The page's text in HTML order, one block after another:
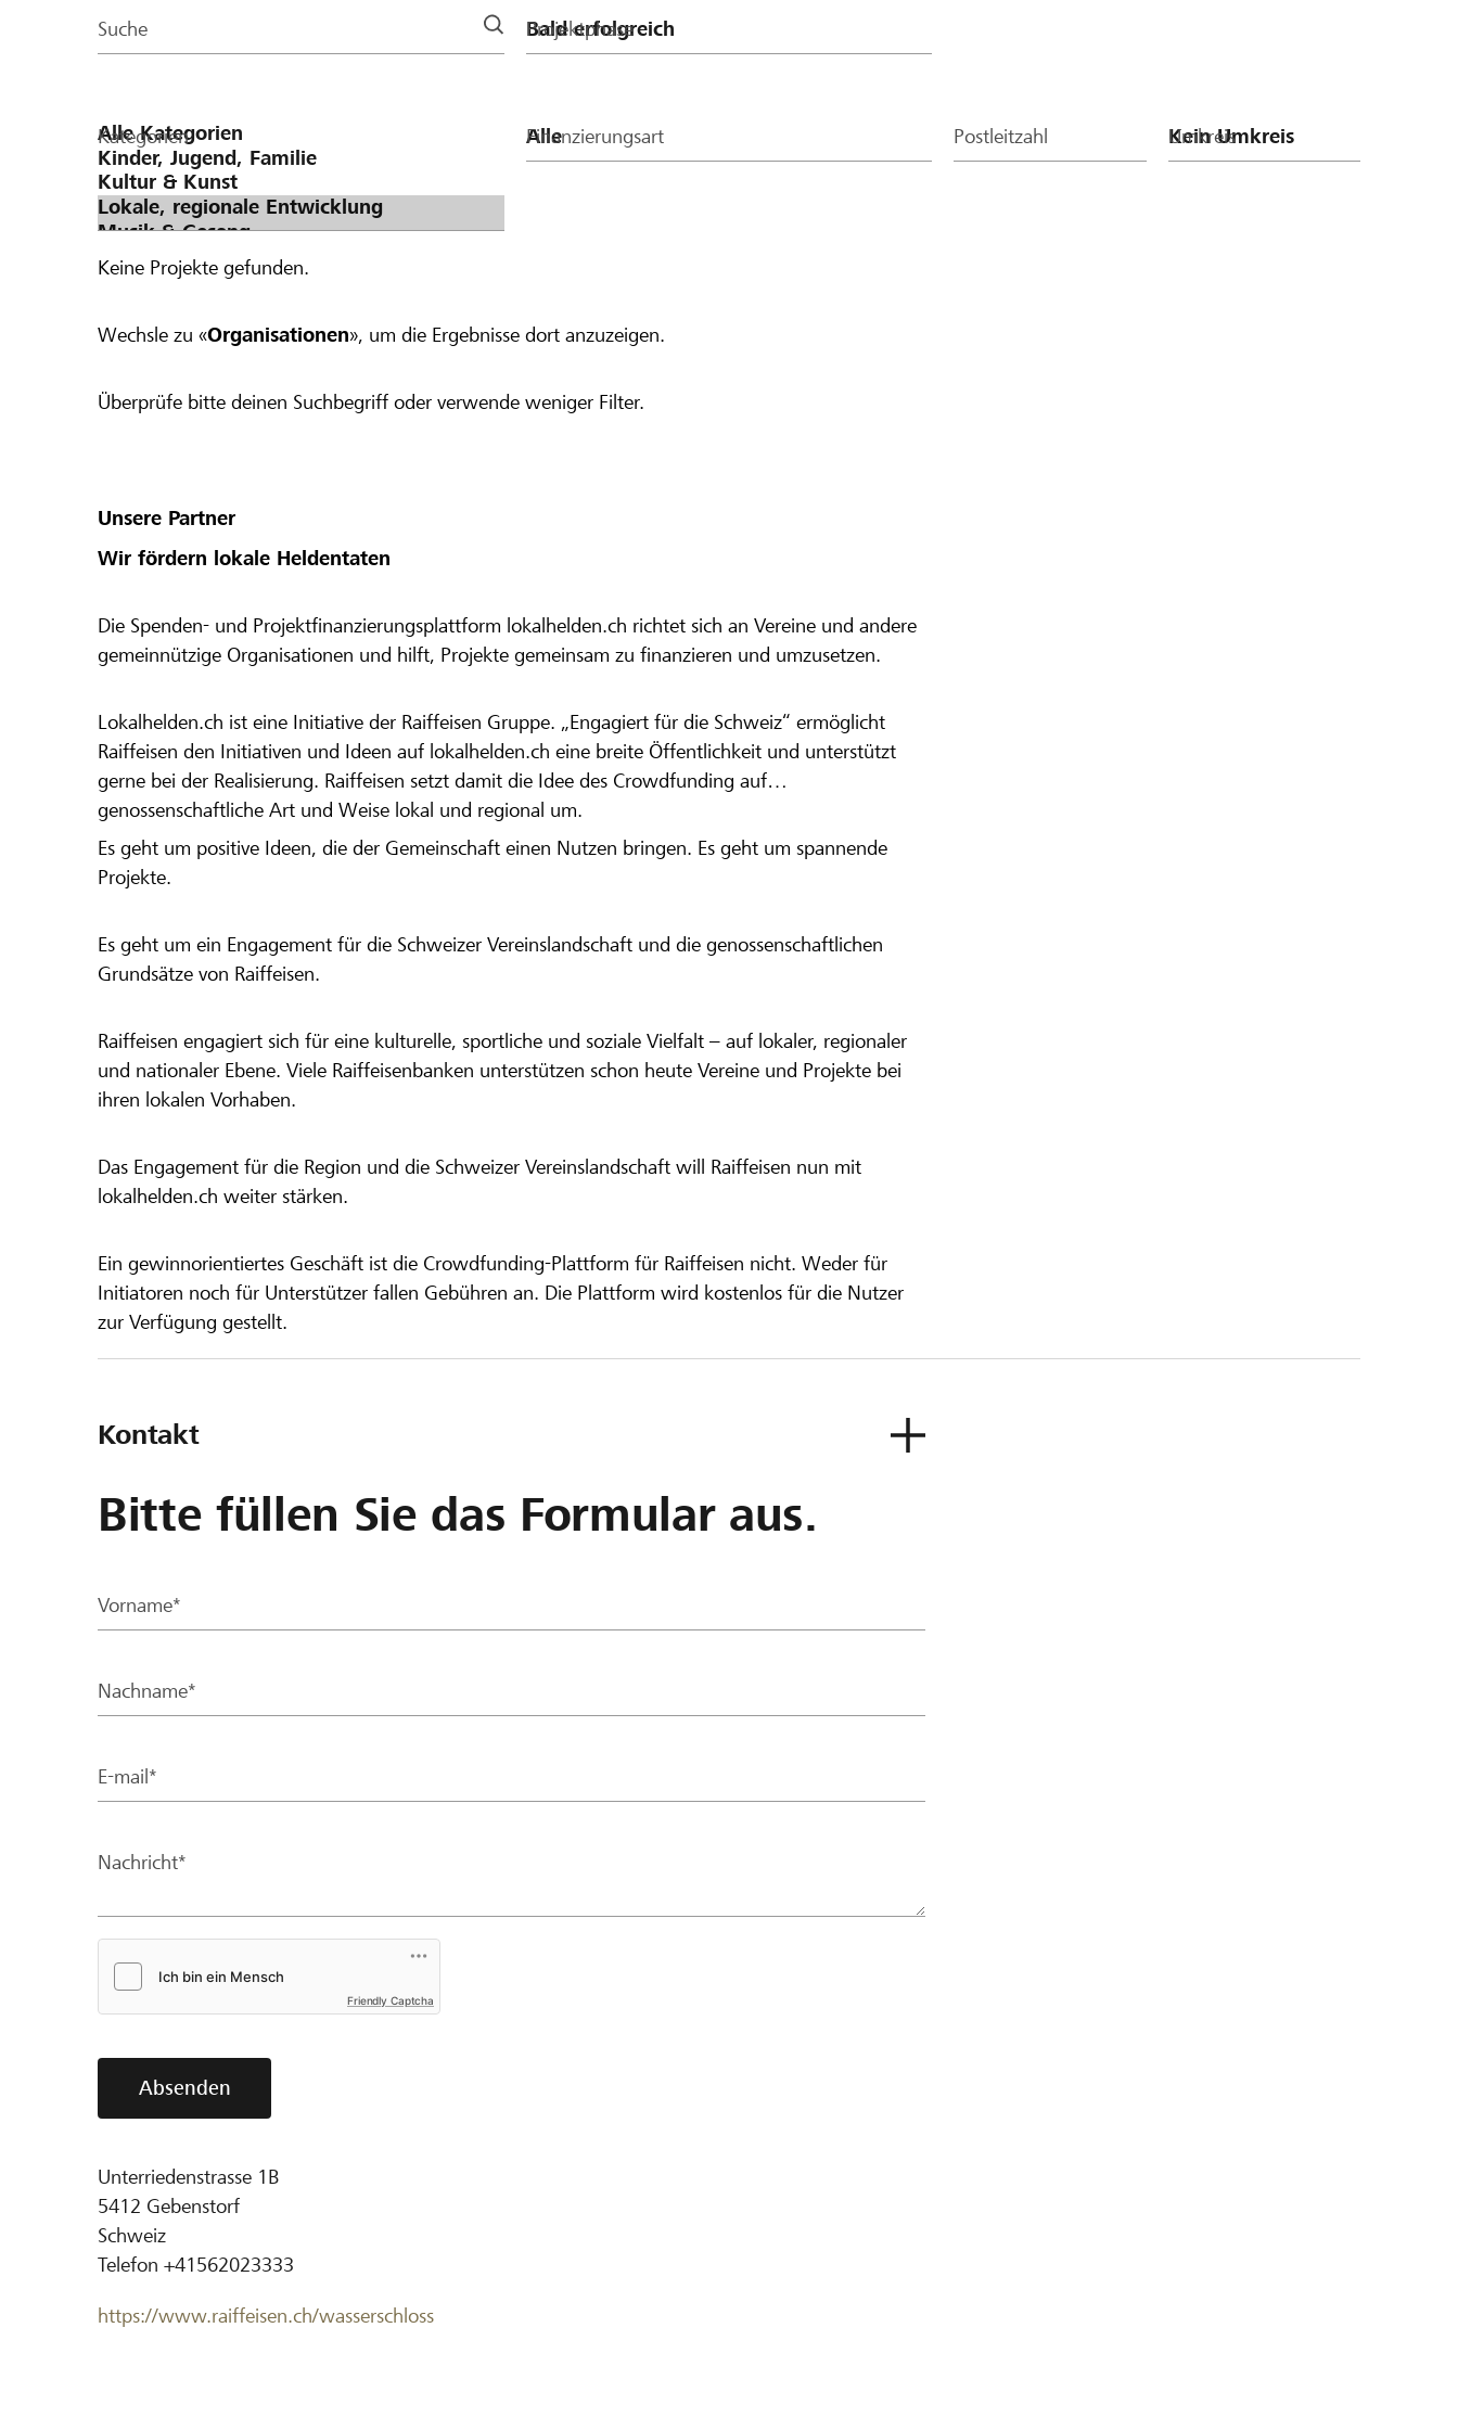
Suche Projektphase
Kategorien Finanzierungsart Postleitzahl Umkreis
Keine Projekte gefunden.
Wechsle zu «Organisationen», um die Ergebnisse dort anzuzeigen.
Überprüfe bitte deinen Suchbegriff oder verwende weniger Filter.
Unsere Partner
Wir fördern lokale Heldentaten
Die Spenden- und Projektfinanzierungsplattform lokalhelden.ch richtet sich an Vereine und andere
gemeinnützige Organisationen und hilft, Projekte gemeinsam zu finanzieren und umzusetzen.
Lokalhelden.ch ist eine Initiative der Raiffeisen Gruppe. „Engagiert für die Schweiz“ ermöglicht
Raiffeisen den Initiativen und Ideen auf lokalhelden.ch eine breite Öffentlichkeit und unterstützt
gerne bei der Realisierung. Raiffeisen setzt damit die Idee des Crowdfunding auf
genossenschaftliche Art und Weise lokal und regional um.
Es geht um positive Ideen, die der Gemeinschaft einen Nutzen bringen. Es geht um spannende
Projekte.
Es geht um ein Engagement für die Schweizer Vereinslandschaft und die genossenschaftlichen
Grundsätze von Raiffeisen.
Raiffeisen engagiert sich für eine kulturelle, sportliche und soziale Vielfalt – auf lokaler, regionaler
und nationaler Ebene. Viele Raiffeisenbanken unterstützen schon heute Vereine und Projekte bei
ihren lokalen Vorhaben.
Das Engagement für die Region und die Schweizer Vereinslandschaft will Raiffeisen nun mit
lokalhelden.ch weiter stärken.
Ein gewinnorientiertes Geschäft ist die Crowdfunding-Plattform für Raiffeisen nicht. Weder für
Initiatoren noch für Unterstützer fallen Gebühren an. Die Plattform wird kostenlos für die Nutzer
zur Verfügung gestellt.
Kontakt
Bitte füllen Sie das Formular aus.
Vorname*
Nachname*
E-mail*
Nachricht*
Friendly Captcha
Absenden
Unterriedenstrasse 1B
5412 Gebenstorf
Schweiz
Telefon +41562023333
https://www.raiffeisen.ch/wasserschloss